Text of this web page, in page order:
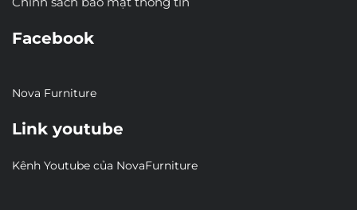
Facebook
Nova Furniture
Link youtube
Kênh Youtube của NovaFurniture